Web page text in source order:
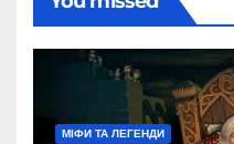
МІФИ ТА ЛЕГЕНДИ